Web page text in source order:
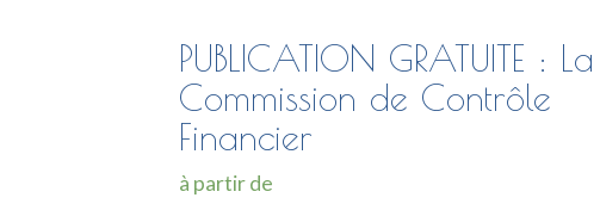
PUBLICATION GRATUITE : La
Commission de Contrôle
Financier
à partir de